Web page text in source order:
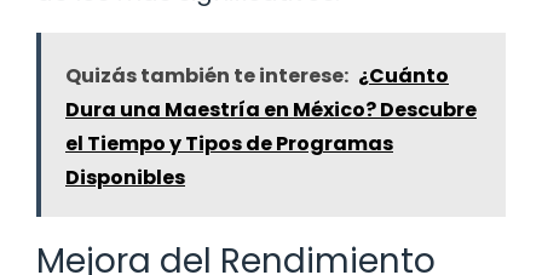
Quizás también te interese: ¿Cuánto
Dura una Maestría en México? Descubre
el Tiempo y Tipos de Programas
Disponibles
Mejora del Rendimiento